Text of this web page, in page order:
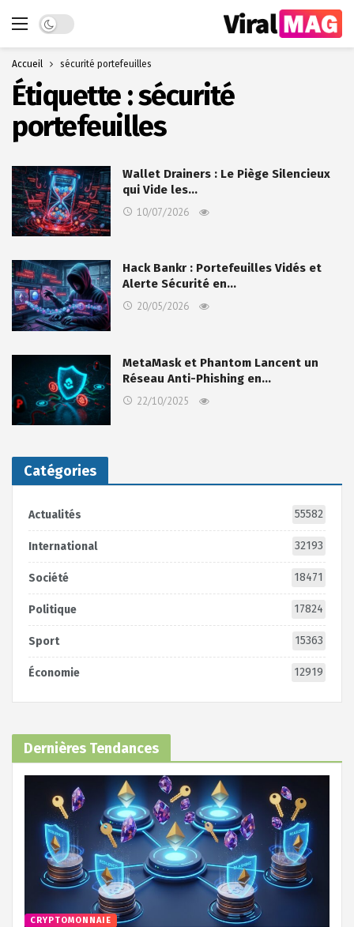
Dark mode
Accueil sécurité portefeuilles
Étiquette :sécurité
portefeuilles
Wallet Drainers : Le Piège Silencieux
qui Vide les…
10/07/2026
Hack Bankr : Portefeuilles Vidés et
Alerte Sécurité en…
20/05/2026
MetaMask et Phantom Lancent un
Réseau Anti-Phishing en…
22/10/2025
Catégories
Actualités 55582
International 32193
Société 18471
Politique 17824
Sport 15363
Économie 12919
Dernières Tendances
CRYPTOMONNAIE